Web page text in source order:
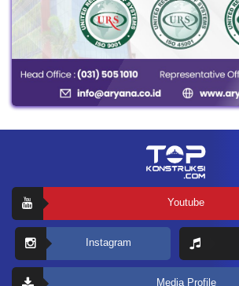
Youtube
Instagram
Media Profile